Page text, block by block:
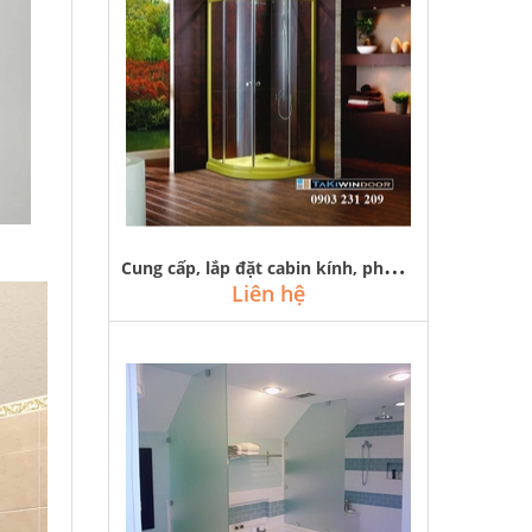
C
ung cấp, lắp đặt cabin kính, phòng tắm kính cong tại hà nội
Liên hệ